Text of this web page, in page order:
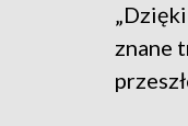
znane